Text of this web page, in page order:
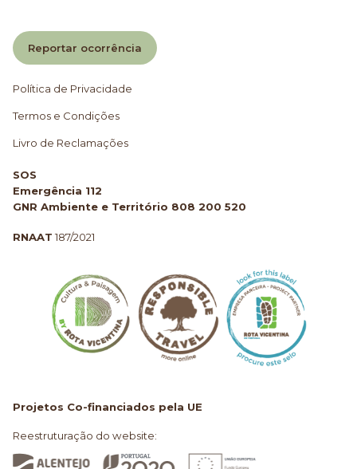
Reportar ocorrência
Política de Privacidade
Termos e Condições
Livro de Reclamações
SOS
Emergência 112
GNR Ambiente e Território 808 200 520
RNAAT 187/2021
Projetos Co-financiados pela UE
Reestruturação do website: